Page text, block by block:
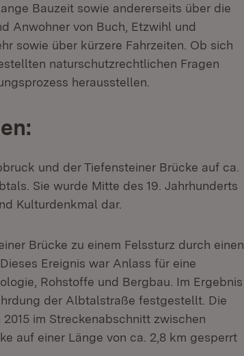
Bauzeit sowie andererseits über die
Anwohner von Buch, Etzwihl und
sowie über kürzere Fahrzeiten. Ob sich
naturschutzrechtlichen Fragen
herausstellen.
und der Tiefensteiner Brücke auf ca.
Sie wurde Mitte des 19. Jahrhunderts
Kulturdenkmal dar.
Brücke zu einem Felssturz durch einen
Ereignis war Anlass für eine
Rohstoffe und Bergbau. Im Ergebnis
der Albtalstraße festgestellt. Die
im Streckenabschnitt zwischen
auf einer Länge von ca. 2,8 km gesperrt